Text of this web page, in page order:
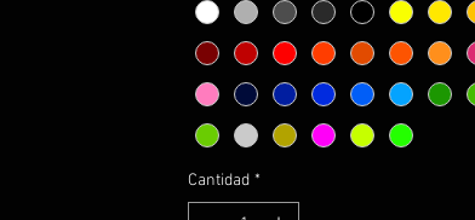
1- escoger el color de los logos
2- escoger el color de la Z
*MIRAR AMPLIACIÓN DE
INFORMACIÓN A PIE DE PÁGINA*
Cantidad *